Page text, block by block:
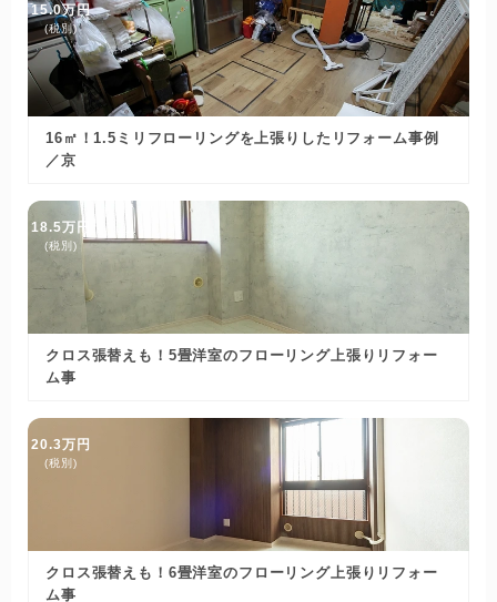
15.0万円
(税別)
16㎡！1.5ミリフローリングを上張りしたリフォーム事例
／京
18.5万円
(税別)
クロス張替えも！5畳洋室のフローリング上張りリフォー
ム事
20.3万円
(税別)
クロス張替えも！6畳洋室のフローリング上張りリフォー
ム事